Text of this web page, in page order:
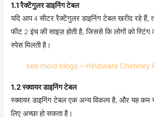
1.1 रैक्टेंगुलर डाइनिंग टेबल
यदि आप 4 सीटर रैक्टेंगुलर डाइनिंग टेबल खरीद रहे हैं,
फीट 2 इंच की साइज़ होती है, जिससे कि लोगों को
स्पेस मिलती है।
see more blogs – Hindware Chimney
1.2 स्क्वायर डाइनिंग टेबल
स्क्वायर डाइनिंग टेबल एक अन्य विकल्प है, और यह कम
लिए अच्छा हो सकता है।